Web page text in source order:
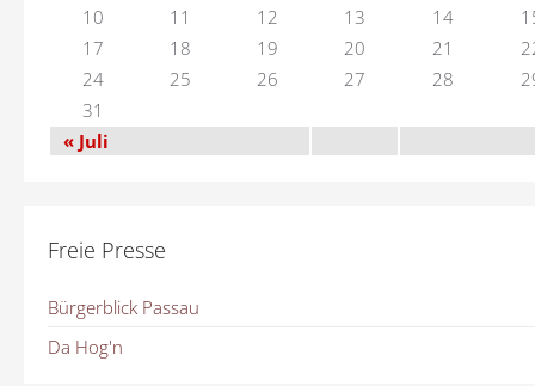
10
11 12 13 14
17
18 19 20 21
24
25 26 27 28
31
« Juli
Freie Presse
Bürgerblick Passau
Da Hog'n